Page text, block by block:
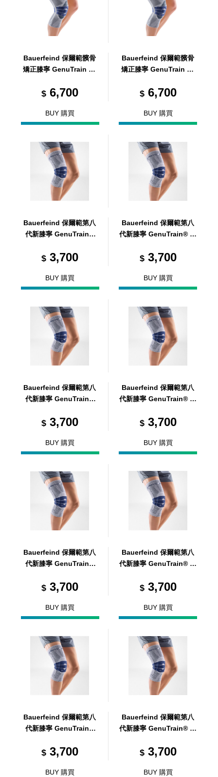
Bauerfeind 保爾範髕骨
矯正膝寧 GenuTrain P3
$6,700
BUY 購買
Bauerfeind 保爾範髕骨
矯正膝寧 GenuTrain P3
$6,700
BUY 購買
Bauerfeind 保爾範第八
代新膝寧 GenuTrain®
$3,700
BUY 購買
Bauerfeind 保爾範第八
代新膝寧 GenuTrain® 藍
$3,700
BUY 購買
Bauerfeind 保爾範第八
代新膝寧 GenuTrain®
$3,700
BUY 購買
Bauerfeind 保爾範第八
代新膝寧 GenuTrain® 藍
$3,700
BUY 購買
Bauerfeind 保爾範第八
代新膝寧 GenuTrain®
$3,700
BUY 購買
Bauerfeind 保爾範第八
代新膝寧 GenuTrain® 藍
$3,700
BUY 購買
Bauerfeind 保爾範第八
代新膝寧 GenuTrain®
$3,700
BUY 購買
Bauerfeind 保爾範第八
代新膝寧 GenuTrain® 藍
$3,700
BUY 購買